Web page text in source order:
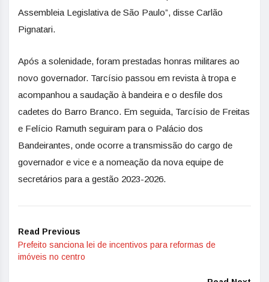
Assembleia Legislativa de São Paulo”, disse Carlão
Pignatari.
Após a solenidade, foram prestadas honras militares ao
novo governador. Tarcísio passou em revista à tropa e
acompanhou a saudação à bandeira e o desfile dos
cadetes do Barro Branco. Em seguida, Tarcísio de Freitas
e Felício Ramuth seguiram para o Palácio dos
Bandeirantes, onde ocorre a transmissão do cargo de
governador e vice e a nomeação da nova equipe de
secretários para a gestão 2023-2026.
Read Previous
Prefeito sanciona lei de incentivos para reformas de
imóveis no centro